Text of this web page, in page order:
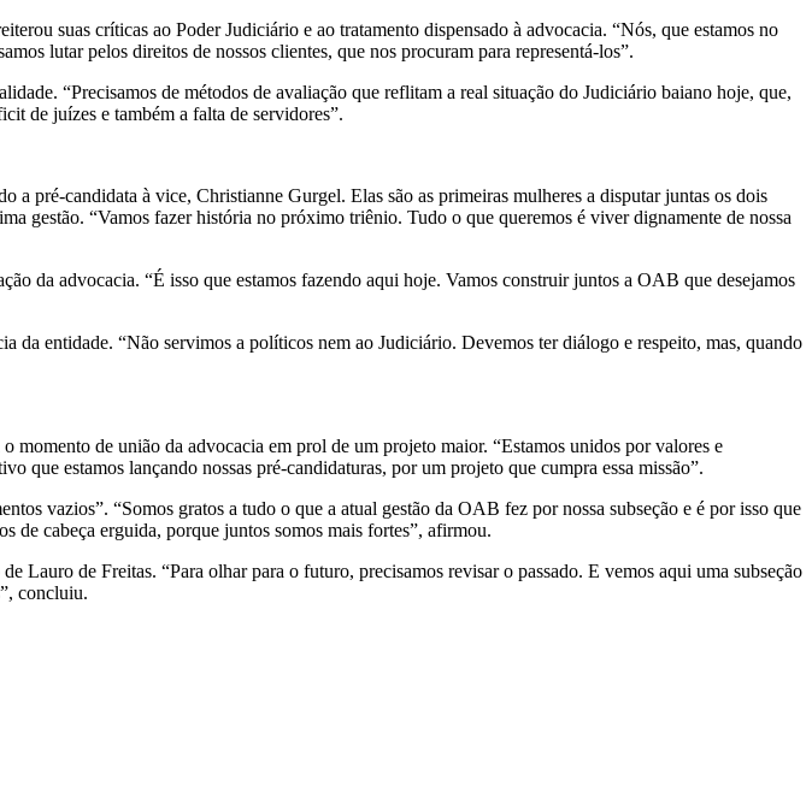
suas críticas ao Poder Judiciário e ao tratamento dispensado à advocacia. “Nós, que estamos no
lutar pelos direitos de nossos clientes, que nos procuram para representá-los”.
“Precisamos de métodos de avaliação que reflitam a real situação do Judiciário baiano hoje, que,
de juízes e também a falta de servidores”.
pré-candidata à vice, Christianne Gurgel. Elas são as primeiras mulheres a disputar juntas os dois
gestão. “Vamos fazer história no próximo triênio. Tudo o que queremos é viver dignamente de nossa
da advocacia. “É isso que estamos fazendo aqui hoje. Vamos construir juntos a OAB que desejamos
entidade. “Não servimos a políticos nem ao Judiciário. Devemos ter diálogo e respeito, mas, quando
momento de união da advocacia em prol de um projeto maior. “Estamos unidos por valores e
que estamos lançando nossas pré-candidaturas, por um projeto que cumpra essa missão”.
vazios”. “Somos gratos a tudo o que a atual gestão da OAB fez por nossa subseção e é por isso que
de cabeça erguida, porque juntos somos mais fortes”, afirmou.
Lauro de Freitas. “Para olhar para o futuro, precisamos revisar o passado. E vemos aqui uma subseção
concluiu.